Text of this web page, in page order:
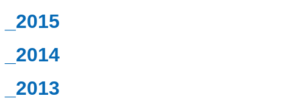
_2015
_2014
_2013